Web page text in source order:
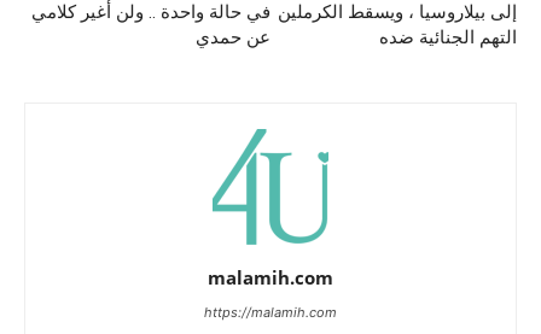
في حالة واحدة .. ولن أغير كلامي
عن حمدي
إلى بيلاروسيا ، ويسقط الكرملين
التهم الجنائية ضده
malamih.com
https://malamih.com